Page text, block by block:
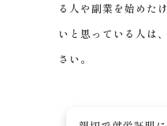
る人や副業を始めた
いと思っている人は
さい。